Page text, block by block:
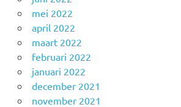
mei 2022
april 2022
maart 2022
februari 2022
januari 2022
december 2021
november 2021